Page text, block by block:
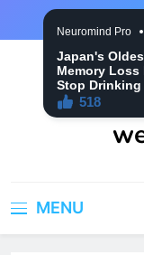
MENU